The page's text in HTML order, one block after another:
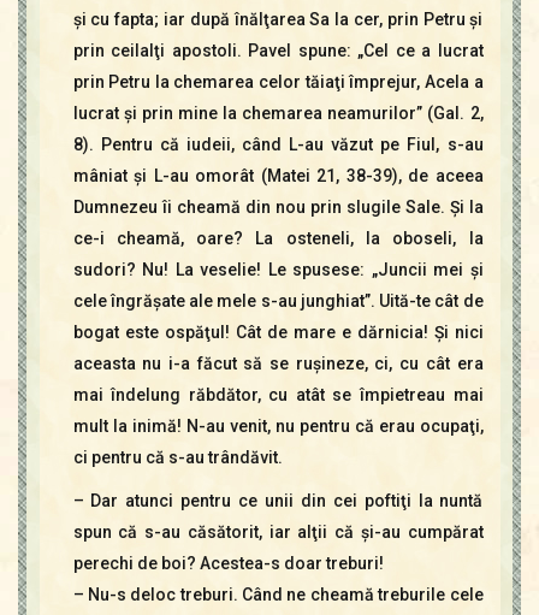
şi cu fapta; iar după înălţarea Sa la cer, prin Petru şi
prin ceilalţi apostoli. Pavel spune: „Cel ce a lucrat
prin Petru la chemarea celor tăiaţi împrejur, Acela a
lucrat şi prin mine la chemarea neamurilor” (Gal. 2,
8). Pentru că iudeii, când L-au văzut pe Fiul, s-au
mâniat şi L-au omorât (Matei 21, 38-39), de aceea
Dumnezeu îi cheamă din nou prin slugile Sale. Şi la
ce-i cheamă, oare? La osteneli, la oboseli, la
sudori? Nu! La veselie! Le spusese: „Juncii mei şi
cele îngrăşate ale mele s-au junghiat”. Uită-te cât de
bogat este ospăţul! Cât de mare e dărnicia! Şi nici
aceasta nu i-a făcut să se ruşineze, ci, cu cât era
mai îndelung răbdător, cu atât se împietreau mai
mult la inimă! N-au venit, nu pentru că erau ocupaţi,
ci pentru că s-au trândăvit.
– Dar atunci pentru ce unii din cei poftiţi la nuntă
spun că s-au căsătorit, iar alţii că şi-au cumpărat
perechi de boi? Acestea-s doar treburi!
– Nu-s deloc treburi. Când ne cheamă treburile cele